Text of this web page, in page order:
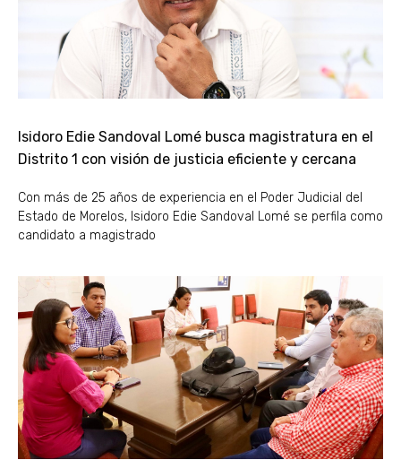
Isidoro Edie Sandoval Lomé busca magistratura en el
Distrito 1 con visión de justicia eficiente y cercana
Con más de 25 años de experiencia en el Poder Judicial del
Estado de Morelos, Isidoro Edie Sandoval Lomé se perfila como
candidato a magistrado